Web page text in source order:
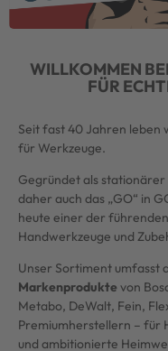
WILLKOMMEN
FÜR
Seit fast 40 Jahren leben
für Werkzeuge.
Gegründet als stationärer
daher auch das „GO“ in
heute einer der
Handwerkzeuge und
Unser Sortiment umfasst
Markenprodukte von
Metabo, DeWalt, Fein,
Premiumherstellern – für
und ambitionierte